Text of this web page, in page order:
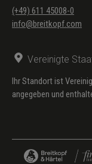
(+49) 611 45008-0
info@breitkopf.com
Vereinigte
Ihr Standort ist
angegeben und